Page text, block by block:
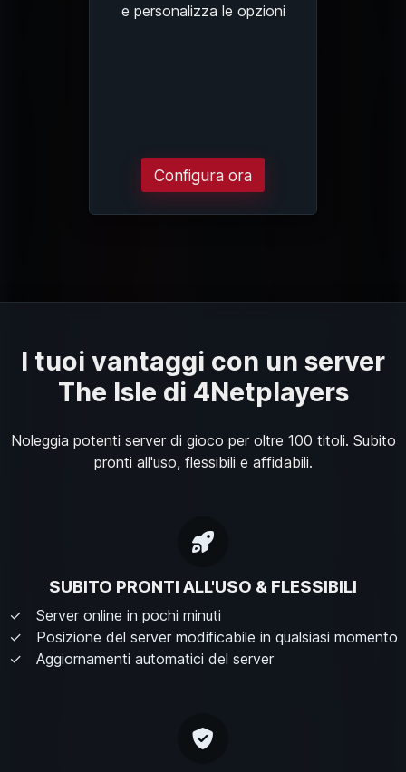
e personalizza le opzioni
Configura ora
I tuoi vantaggi con un server
The Isle di 4Netplayers
Noleggia potenti server di gioco per oltre 100 titoli. Subito
pronti all'uso, flessibili e affidabili.
SUBITO PRONTI ALL'USO & FLESSIBILI
Server online in pochi minuti
Posizione del server modificabile in qualsiasi momento
Aggiornamenti automatici del server